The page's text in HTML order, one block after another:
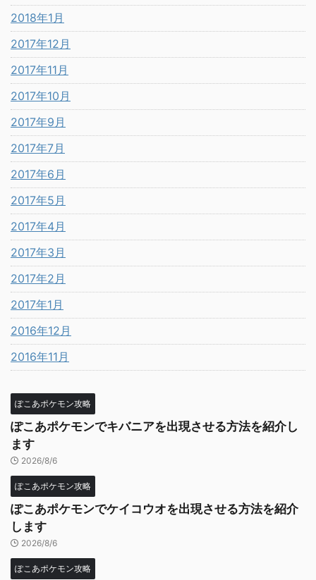
2018年1月
2017年12月
2017年11月
2017年10月
2017年9月
2017年7月
2017年6月
2017年5月
2017年4月
2017年3月
2017年2月
2017年1月
2016年12月
2016年11月
ぽこあポケモン攻略
ぽこあポケモンでキバニアを出現させる方法を紹介し
ます
2026/8/6
ぽこあポケモン攻略
ぽこあポケモンでケイコウオを出現させる方法を紹介
します
2026/8/6
ぽこあポケモン攻略